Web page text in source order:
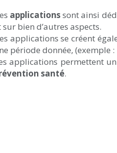
applicationssont ainsi
sur bien d’autres aspects.
applications se créent
période donnée, (exemple :
applications permettent
santé.